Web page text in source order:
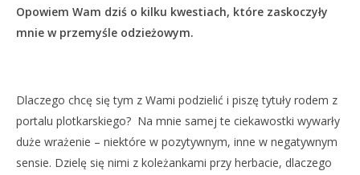
Opowiem Wam dziś o kilku kwestiach, które zaskoczyły
mnie w przemyśle odzieżowym.
Dlaczego chcę się tym z Wami podzielić i piszę tytuły rodem z
portalu plotkarskiego? Na mnie samej te ciekawostki wywarły
duże wrażenie – niektóre w pozytywnym, inne w negatywnym
sensie. Dzielę się nimi z koleżankami przy herbacie, dlaczego